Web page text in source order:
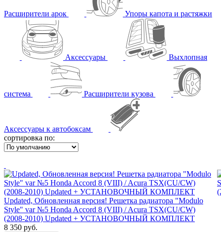
Расширители арок Упоры капота и растяжки
Аксессуары Выхлопная
система Расширители кузова
Аксессуары к автобоксам
сортировка по:
Updated, Обновленная версия! Решетка радиатора "Modulo
Style" var №5 Honda Accord 8 (VIII) / Acura TSX(CU/CW)
(2008-2010) Updated + УСТАНОВОЧНЫЙ КОМПЛЕКТ
8 350 руб.